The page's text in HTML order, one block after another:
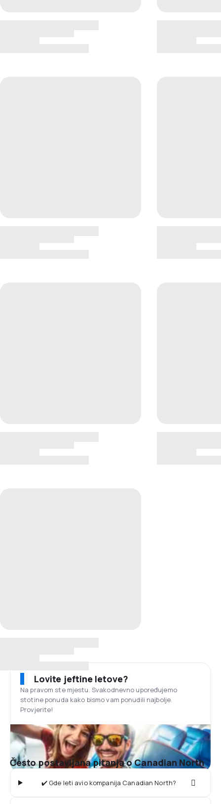
Lovite jeftine letove?
Na pravom ste mjestu. Svakodnevno upoređujemo
stotine ponuda kako bismo vam ponudili najbolje.
Provjerite!
Često postavljana pitanja o Canadian North
✔️ Gde leti avio kompanija Canadian North?